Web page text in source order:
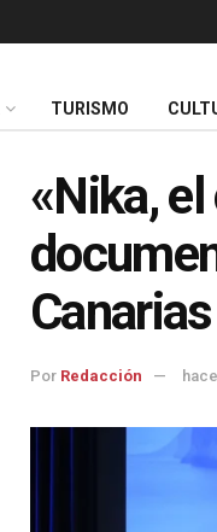
TURISMO
«Nika,
Por Redacción